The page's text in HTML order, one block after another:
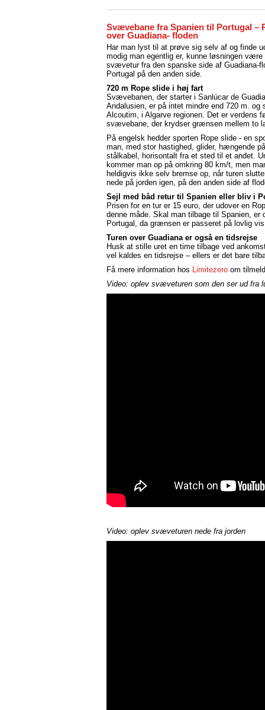
Svævebane fra Spanien til Portugal –
over Guadiana- floden
Har man lyst til at prøve sig selv af og finde
modig man egentlig er, kunne løsningen være
svævetur fra den spanske side af Guadiana-
Portugal på den anden side.
720 m Rope slide i høj fart
Svævebanen, der starter i Sanlúcar de
Andalusien, er på intet mindre end 720 m. og
Alcoutim, i Algarve regionen. Det er verdens
svævebane, der krydser grænsen mellem to
På engelsk hedder sporten Rope slide - en
man, med stor hastighed, glider, hængende
stålkabel, horisontalt fra et sted til et andet.
kommer man op på omkring 80 km/t, men
heldigvis ikke selv bremse op, når turen
nede på jorden igen, på den anden side af
Sejl med båd retur til Spanien eller bliv i
Prisen for en tur er 15 euro, der udover en
denne måde. Skal man tilbage til Spanien,
Portugal, da grænsen er passeret på lovlig
Turen over Guadiana er også en tidsrejse
Husk at stille uret en time tilbage ved
vel kaldes en tidsrejse – ellers er det bare
Få mere information hos
Limitezero om
Video: oplev svæveturen som den ser ud fra
Video: oplev svæveturen nede fra jorden